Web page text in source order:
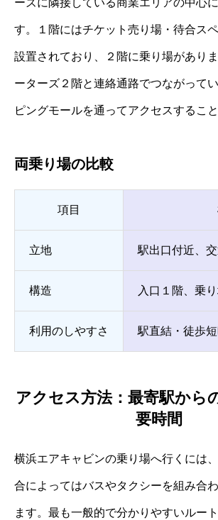
す。１階にはチケット売り場・待合ス
設置されており、２階に乗り場があり
ーターズ２階と連絡通路でつながって
ピングモールを通ってアクセスするこ
両乗り場の比較
項目
立地 駅出口付近、
構造 入口１階、乗
利用のしやすさ 駅直結・徒歩
アクセス方法：最寄駅から
要時間
横浜エアキャビンの乗り場へ行くには
合によってはバスやタクシーを組み合
ます。最も一般的で分かりやすいルー